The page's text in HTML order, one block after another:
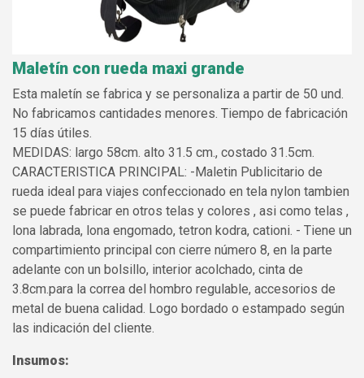
Maletín con rueda maxi grande
Esta maletín se fabrica y se personaliza a partir de 50 und.
No fabricamos cantidades menores. Tiempo de fabricación
15 días útiles.
MEDIDAS: largo 58cm. alto 31.5 cm., costado 31.5cm.
CARACTERISTICA PRINCIPAL: -Maletin Publicitario de
rueda ideal para viajes confeccionado en tela nylon tambien
se puede fabricar en otros telas y colores , asi como telas ,
lona labrada, lona engomado, tetron kodra, cationi. - Tiene un
compartimiento principal con cierre número 8, en la parte
adelante con un bolsillo, interior acolchado, cinta de
3.8cm.para la correa del hombro regulable, accesorios de
metal de buena calidad. Logo bordado o estampado según
las indicación del cliente.
Insumos: